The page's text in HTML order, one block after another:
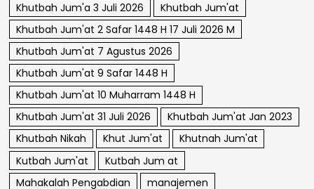
Khutbah Jum'a 3 Juli 2026
Khutbah Jum'at
Khutbah Jum'at 2 Safar 1448 H 17 Juli 2026 M
Khutbah Jum'at 7 Agustus 2026
Khutbah Jum'at 9 Safar 1448 H
Khutbah Jum'at 10 Muharram 1448 H
Khutbah Jum'at 31 Juli 2026
Khutbah Jum'at Jan 2023
Khutbah Nikah
Khut Jum'at
Khutnah Jum'at
Kutbah Jum'at
Kutbah Jum at
Mahakalah Pengabdian
manajemen